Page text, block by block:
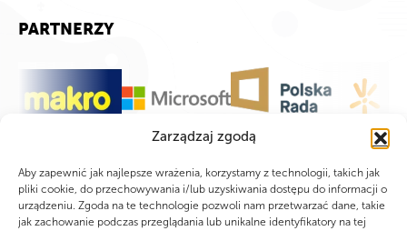
Zarządzaj zgodą
Aby zapewnić jak najlepsze wrażenia, korzystamy z technologii, takich jak
pliki cookie, do przechowywania i/lub uzyskiwania dostępu do informacji o
urządzeniu. Zgoda na te technologie pozwoli nam przetwarzać dane, takie
jak zachowanie podczas przeglądania lub unikalne identyfikatory na tej
PARTNERZY